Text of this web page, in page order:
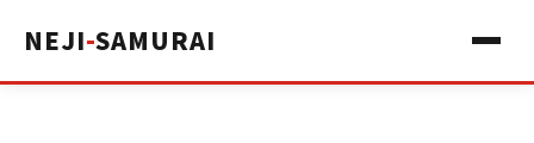
NEJI-SAMURAI